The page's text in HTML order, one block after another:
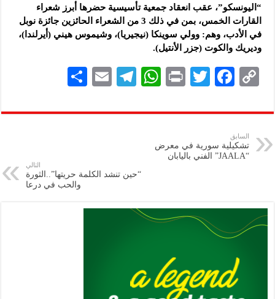
“اليونسكو”، عقب انعقاد جمعية تأسيسية حضرها أبرز شعراء
القارات الخمس، بمن في ذلك 3 من الشعراء الحائزين جائزة نوبل
في الأدب، وهم: وولي سوينكا (نيجيريا)، وشيموس هيني (أيرلندا)،
وديريك والكوت (جزر الأنتيل).
C
p
y
Li
F
eb
k
T
tt
P
nt
W
at
p
Te
gr
E
ai
ar
السابق
تشكيلية سورية في معرض
“JAALA” الفني باليابان
التالي
“حين تنشد الكلمة حريتها”..الثورة
والحب في درعا